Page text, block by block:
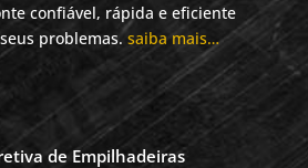
confiável, rápida e eficiente
problemas.saiba mais…
de Empilhadeiras